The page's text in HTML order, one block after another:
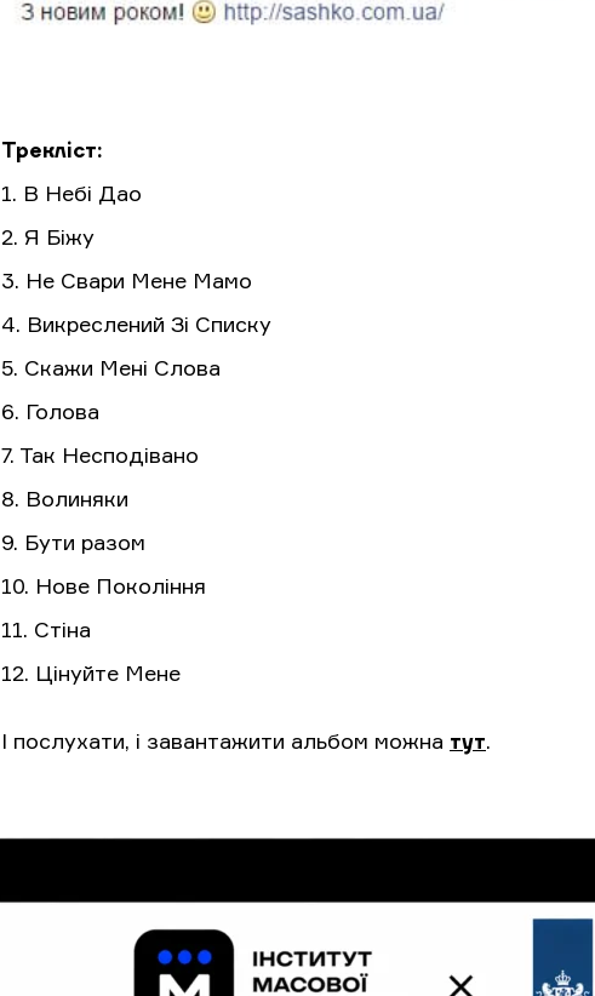
Трекліст:
1. В Небі Дао
2. Я Біжу
3. Не Свари Мене Мамо
4. Викреслений Зі Списку
5. Скажи Мені Слова
6. Голова
7. Так Несподівано
8. Волиняки
9. Бути разом
10. Нове Покоління
11. Стіна
12. Цінуйте Мене
І послухати, і завантажити альбом можна тут.